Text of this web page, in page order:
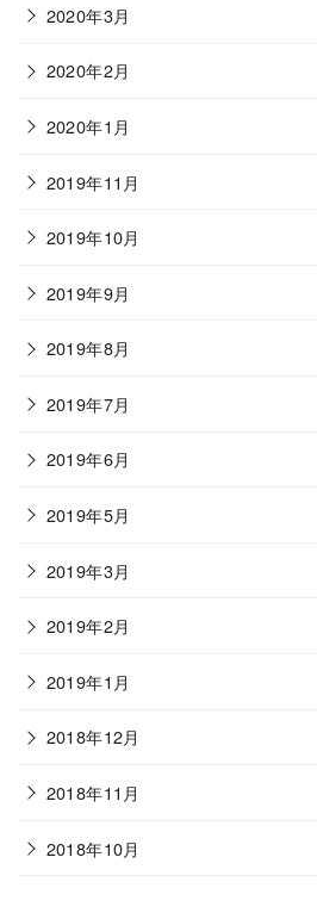
2020年3月
2020年2月
2020年1月
2019年11月
2019年10月
2019年9月
2019年8月
2019年7月
2019年6月
2019年5月
2019年3月
2019年2月
2019年1月
2018年12月
2018年11月
2018年10月